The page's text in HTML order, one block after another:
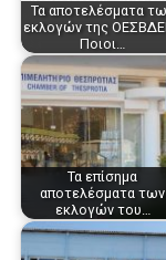
Τα αποτελέσματα
εκλογών της
Ποιοι…
Τα επίσημα
αποτελέσματα των
εκλογών του…